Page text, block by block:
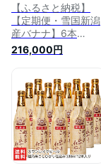
【ふるさと納税】
【定期便・雪国新潟
産バナナ】6本
（700g）×6回 濃厚
な甘さともっちり食
バナーナ【 新潟県
柏崎市 】
216,000円